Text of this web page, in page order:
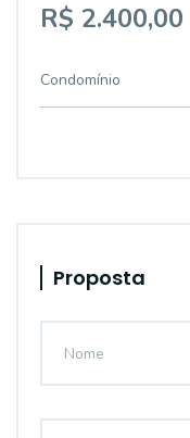
R$ 2.400,00
Condomínio
Proposta